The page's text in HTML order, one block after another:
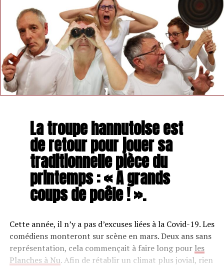
La troupe hannutoise est
de retour pour jouer sa
traditionnelle pièce du
printemps : « A grands
coups de poêle ! ».
Cette année, il n’y a pas d’excuses liées à la Covid-19. Les
comédiens monteront sur scène en mars. Deux ans sans
représentation, cela commençait à faire long pour les
Planches à Nu. Afin de rétablir un climat plus jovial, rien